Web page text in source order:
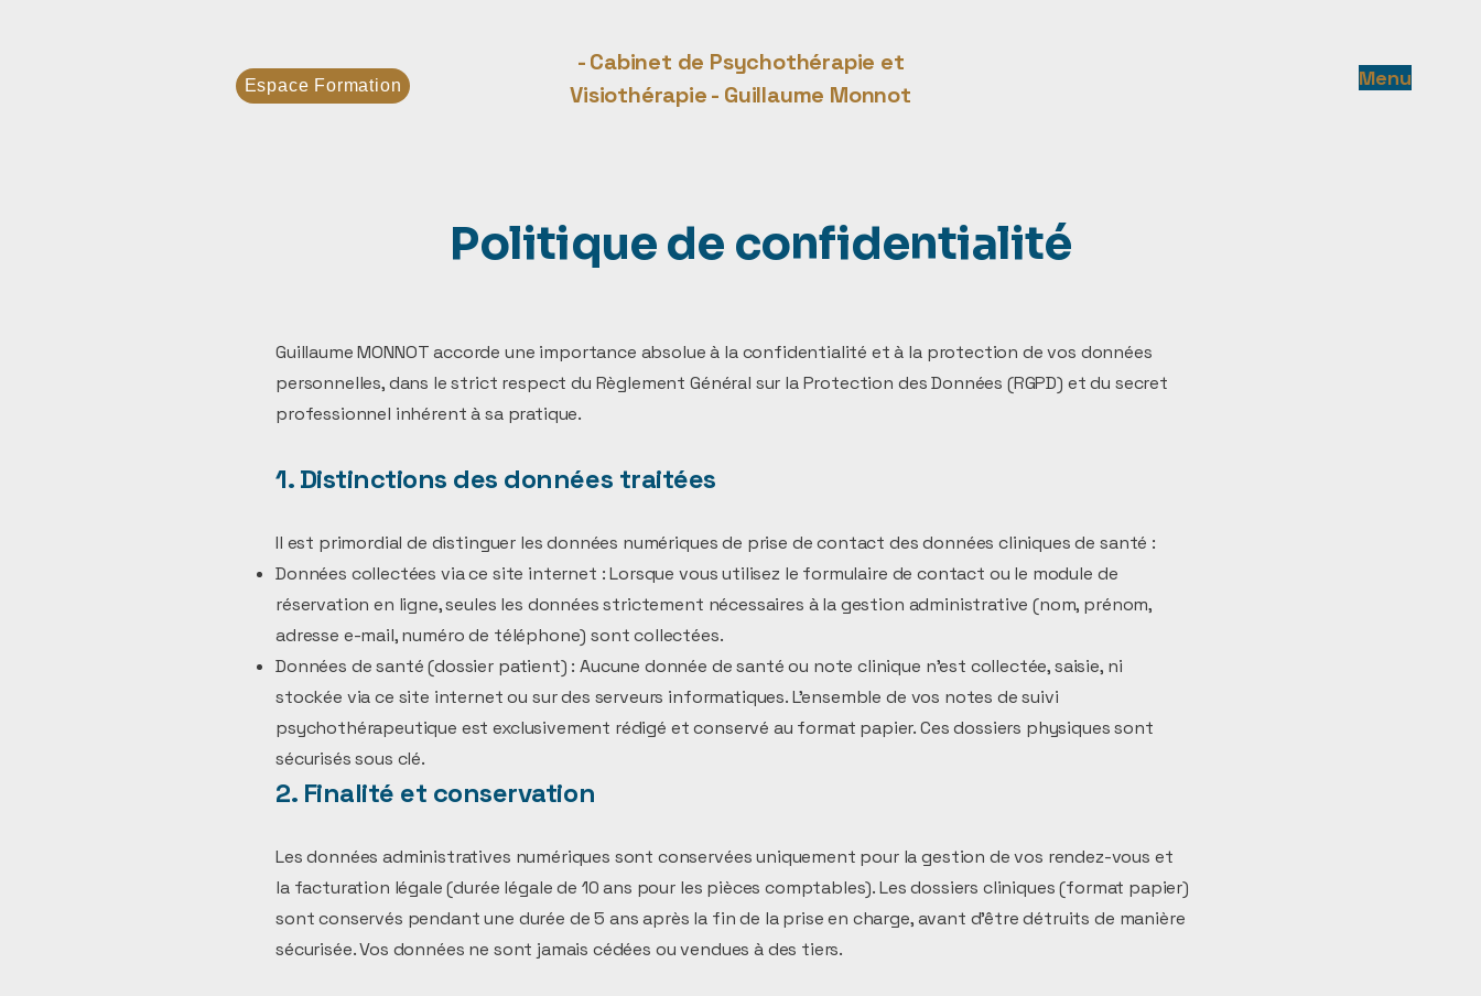
- Cabinet de Psychothérapie et
Visiothérapie - Guillaume Monnot
Espace Formation Menu
Politique de confidentialité
Guillaume MONNOT accorde une importance absolue à la confidentialité et à la protection de vos données
personnelles, dans le strict respect du Règlement Général sur la Protection des Données (RGPD) et du secret
professionnel inhérent à sa pratique.
1. Distinctions des données traitées
Il est primordial de distinguer les données numériques de prise de contact des données cliniques de santé :
Données collectées via ce site internet : Lorsque vous utilisez le formulaire de contact ou le module de
réservation en ligne, seules les données strictement nécessaires à la gestion administrative (nom, prénom,
adresse e-mail, numéro de téléphone) sont collectées.
Données de santé (dossier patient) : Aucune donnée de santé ou note clinique n'est collectée, saisie, ni
stockée via ce site internet ou sur des serveurs informatiques. L'ensemble de vos notes de suivi
psychothérapeutique est exclusivement rédigé et conservé au format papier. Ces dossiers physiques sont
sécurisés sous clé.
2. Finalité et conservation
Les données administratives numériques sont conservées uniquement pour la gestion de vos rendez-vous et
la facturation légale (durée légale de 10 ans pour les pièces comptables). Les dossiers cliniques (format papier)
sont conservés pendant une durée de 5 ans après la fin de la prise en charge, avant d'être détruits de manière
sécurisée. Vos données ne sont jamais cédées ou vendues à des tiers.